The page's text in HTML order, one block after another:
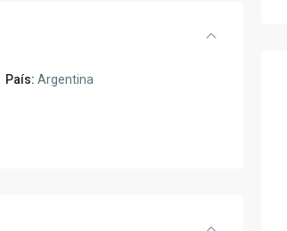
País: Argentina